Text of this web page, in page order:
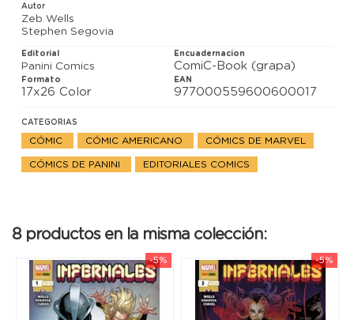
Autor
Zeb Wells
Stephen Segovia
Editorial
Panini Comics
Encuadernacion
ComiC-Book (grapa)
Formato
17x26 Color
EAN
977000559600600017
CATEGORIAS
CÓMIC CÓMIC AMERICANO CÓMICS DE MARVEL
CÓMICS DE PANINI EDITORIALES COMICS
8 productos en la misma colección:
-5% -5%